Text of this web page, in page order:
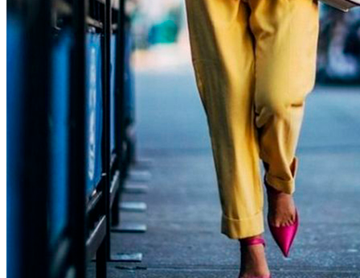
Лунный Календарь Окрашивания
Волос На Октябрь 2025 Года